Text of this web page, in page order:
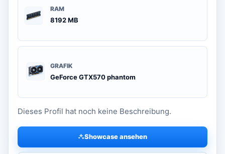
RAM
8192 MB
GRAFIK
GeForce GTX570 phantom
Dieses Profil hat noch keine Beschreibung.
Showcase ansehen